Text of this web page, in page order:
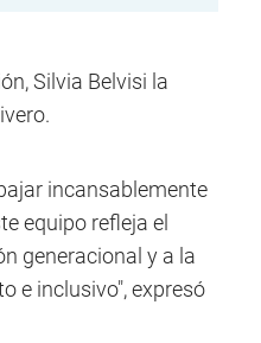
Silvia Belvisi la
incansablemente
equipo refleja el
generacional y a la
e inclusivo", expresó